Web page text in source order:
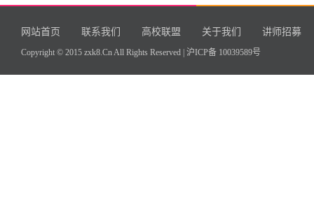
网站首页 联系我们 高校联盟 关于我们 讲师招募
Copyright © 2015 zxk8.Cn All Rights Reserved | 沪ICP备 10039589号